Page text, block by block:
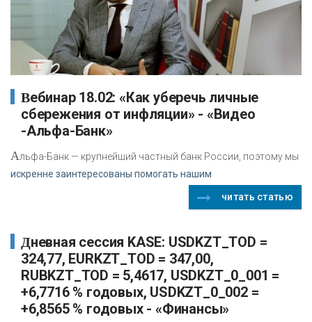
Вебинар 18.02: «Как уберечь личные
сбережения от инфляции» - «Видео
-Альфа-Банк»
Альфа-Банк — крупнейший частный банк России, поэтому мы
искренне заинтересованы помогать нашим
читать статью
Дневная сессия KASE: USDKZT_TOD =
324,77, EURKZT_TOD = 347,00,
RUBKZT_TOD = 5,4617, USDKZT_0_001 =
+6,7716 % годовых, USDKZT_0_002 =
+6,8565 % годовых - «Финансы»